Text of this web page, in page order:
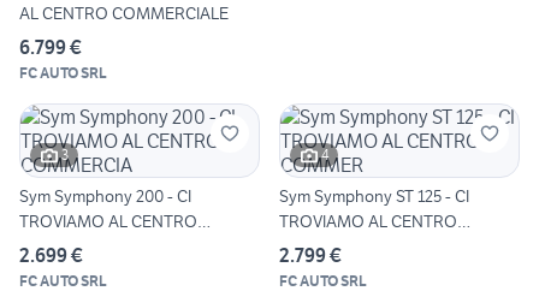
AL CENTRO COMMERCIALE
6.799 €
FC AUTO SRL
3
Sym Symphony 200 - CI
TROVIAMO AL CENTRO
COMMERCIA
2.699 €
FC AUTO SRL
4
Sym Symphony ST 125 - CI
TROVIAMO AL CENTRO
COMMER
2.799 €
FC AUTO SRL